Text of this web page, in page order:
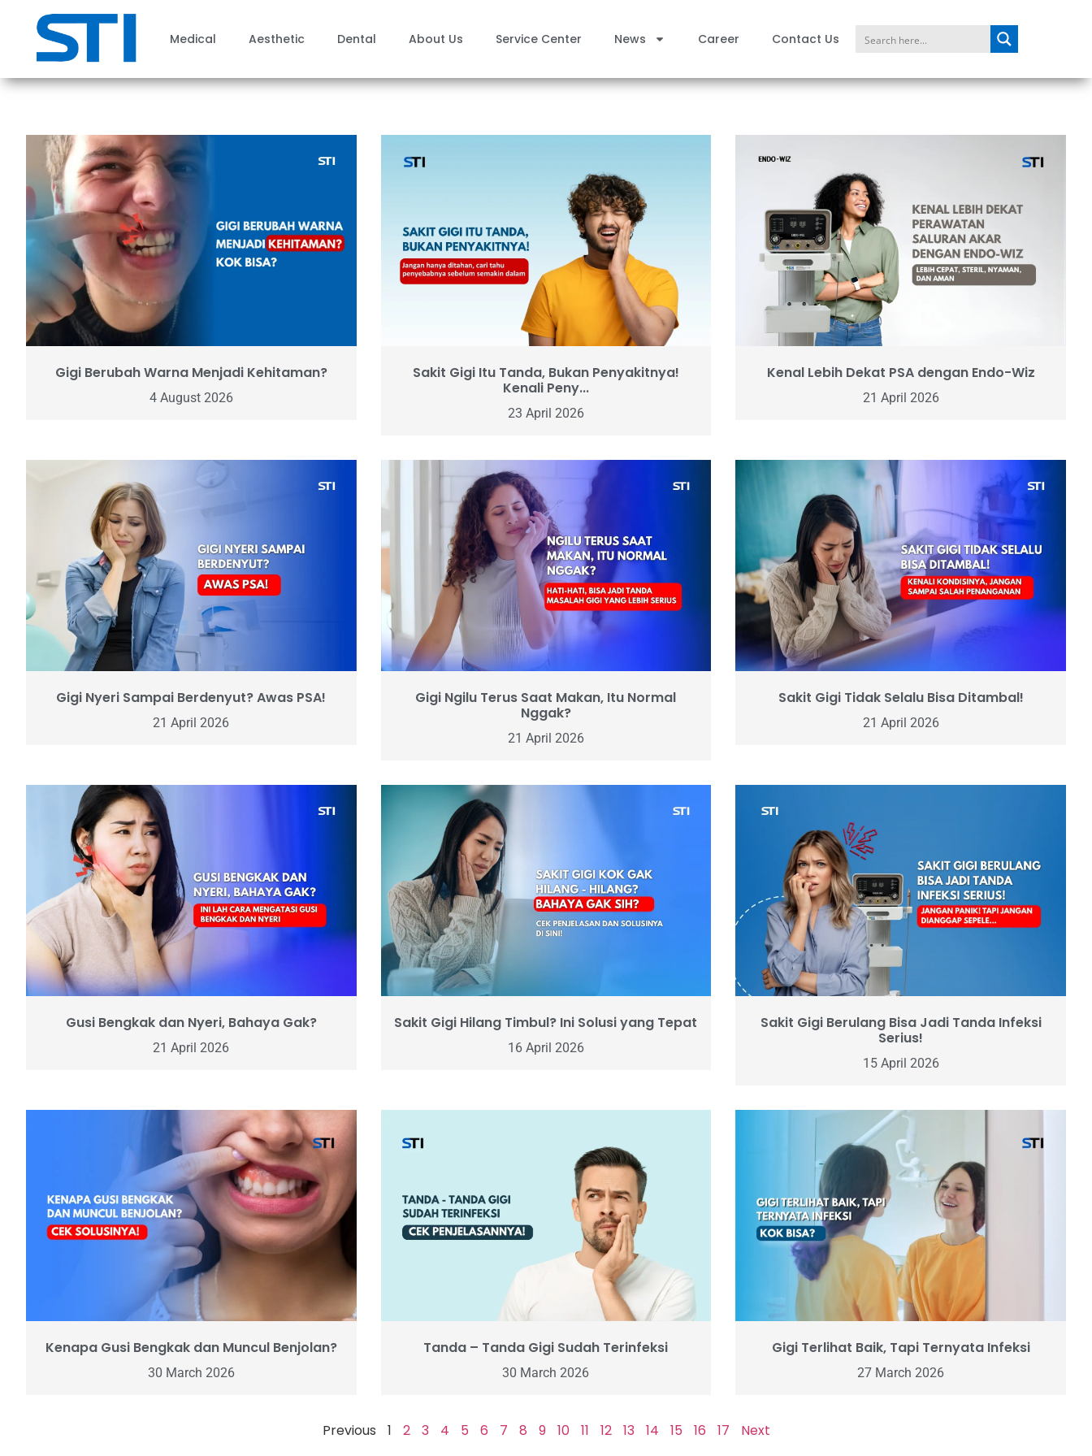
Medical Aesthetic Dental About Us Service Center News Career Contact Us
Gigi Berubah Warna Menjadi Kehitaman?
4 August 2026
Sakit Gigi Itu Tanda, Bukan Penyakitnya!
Kenali Peny...
23 April 2026
Kenal Lebih Dekat PSA dengan Endo-Wiz
21 April 2026
Gigi Nyeri Sampai Berdenyut? Awas PSA!
21 April 2026
Gigi Ngilu Terus Saat Makan, Itu Normal
Nggak?
21 April 2026
Sakit Gigi Tidak Selalu Bisa Ditambal!
21 April 2026
Gusi Bengkak dan Nyeri, Bahaya Gak?
21 April 2026
Sakit Gigi Hilang Timbul? Ini Solusi yang Tepat
16 April 2026
Sakit Gigi Berulang Bisa Jadi Tanda Infeksi
Serius!
15 April 2026
Kenapa Gusi Bengkak dan Muncul Benjolan?
30 March 2026
Tanda – Tanda Gigi Sudah Terinfeksi
30 March 2026
Gigi Terlihat Baik, Tapi Ternyata Infeksi
27 March 2026
Previous 1 2 3 4 5 6 7 8 9 10 11 12 13 14 15 16 17 Next